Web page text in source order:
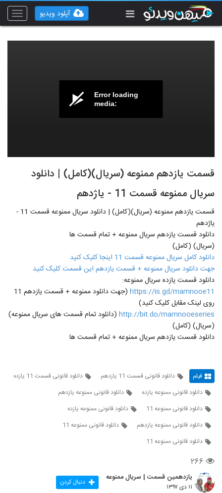
Toggle
آپلود ویدیو
Error loading
media:
قسمت یازدهم ممنوعه (سریال)(کامل) | دانلود
سریال ممنوعه قسمت 11 - یاژدهم
قسمت یازدهم ممنوعه (سریال)(کامل) | دانلود سریال ممنوعه قسمت 11 -
یاژدهم
دانلود قمست یازدهم سریال ممنوعه + تمام قسمت ها
(سریال) (کامل)
دانلود کامل سریال ممنوعه قسمت 11 اینجا کلیک کنید
جهت دانلود سریال ممنوعه + قسمت یازدهم این قسمت کلیک کنید
دانلود قسمت یازده سریال ممنوعه:
https://is.gd/mamnooe11
(جهت دانلود ممنوعه + قسمت یازدهم 11
روی لینک مقابل کلیک کنید)
http://bit.do/mamnooeseries (دانلود تمام قسمت های سریال ممنوعه)
(سریال) (کامل)
دانلود قمست یازدهم سریال ممنوعه + تمام قسمت ها
فیلم دانلود قانونی قسمت 11 یازدهم
دانلود قانونی قسمت 11 یازده
دانلود قانونی ممنوعه یازده
دانلود قانونی ممنوعه یازدهم
دانلود قانونی ممنوعه 11
دانلود قانونی ممنوعه یازده
دانلود قانونی ممنوعه یازدهم
دانلود قانونی ممنوعه 11
دانلود قانونی ممنوعه 11
۲۶۶
یازدهمین قسمت | سریال ممنوعه
۱۱ دی ۱۳۹۷ دنبال کردن